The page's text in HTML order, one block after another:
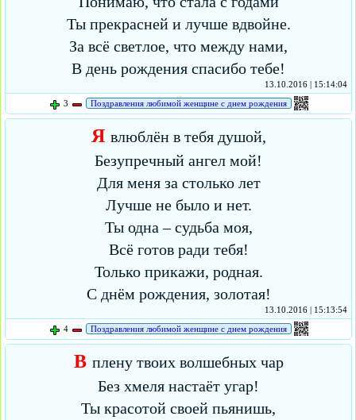
Ты прекрасней и лучше вдвойне.
За всё светлое, что между нами,
В день рождения спасибо тебе!
13.10.2016 | 15:14:04
3
Поздравления любимой женщине с днем рождения
Я влюблён в тебя душой,
Безупречный ангел мой!
Для меня за столько лет
Лучше не было и нет.
Ты одна – судьба моя,
Всё готов ради тебя!
Только прикажи, родная.
С днём рождения, золотая!
13.10.2016 | 15:13:54
4
Поздравления любимой женщине с днем рождения
В плену твоих волшебных чар
Без хмеля настаёт угар!
Ты красотой своей пьянишь,